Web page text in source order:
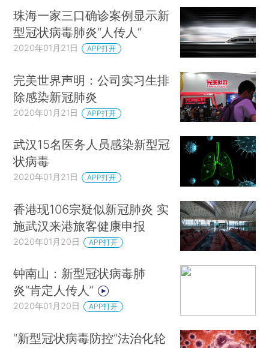
珠海一家三口确诊案例显示新
型冠状病毒肺炎“人传人”
2020年01月21日 APP打开
完美世界声明：公司实习生排
除感染新冠肺炎
2020年01月21日 APP打开
武汉15名医务人员感染新型冠
状病毒
2020年01月21日 APP打开
香港现106宗疑似新冠肺炎 实
施武汉来港旅客健康申报
2020年01月20日 APP打开
钟南山：新型冠状病毒肺
炎“肯定人传人”
2020年01月20日 APP打开
“新型冠状病毒防控”法治化轮